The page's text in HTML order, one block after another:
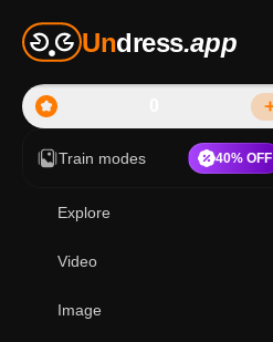
Undress.app
Train modes 40% OFF
Explore
Video
Image